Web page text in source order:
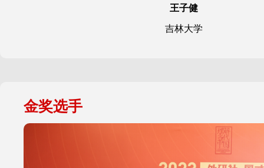
王子健
吉林大学
金奖选手